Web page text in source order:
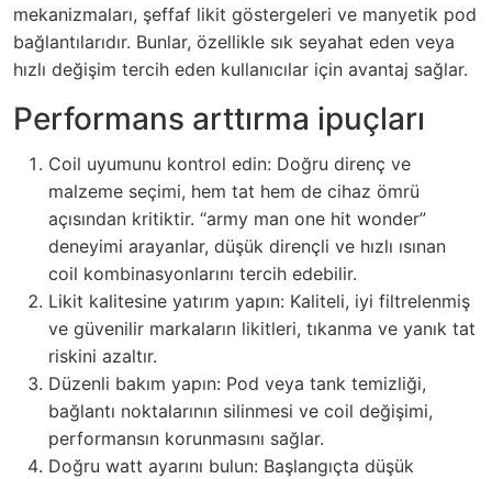
mekanizmaları, şeffaf likit göstergeleri ve manyetik pod
bağlantılarıdır. Bunlar, özellikle sık seyahat eden veya
hızlı değişim tercih eden kullanıcılar için avantaj sağlar.
Performans arttırma ipuçları
Coil uyumunu kontrol edin: Doğru direnç ve
malzeme seçimi, hem tat hem de cihaz ömrü
açısından kritiktir. “army man one hit wonder”
deneyimi arayanlar, düşük dirençli ve hızlı ısınan
coil kombinasyonlarını tercih edebilir.
Likit kalitesine yatırım yapın: Kaliteli, iyi filtrelenmiş
ve güvenilir markaların likitleri, tıkanma ve yanık tat
riskini azaltır.
Düzenli bakım yapın: Pod veya tank temizliği,
bağlantı noktalarının silinmesi ve coil değişimi,
performansın korunmasını sağlar.
Doğru watt ayarını bulun: Başlangıçta düşük